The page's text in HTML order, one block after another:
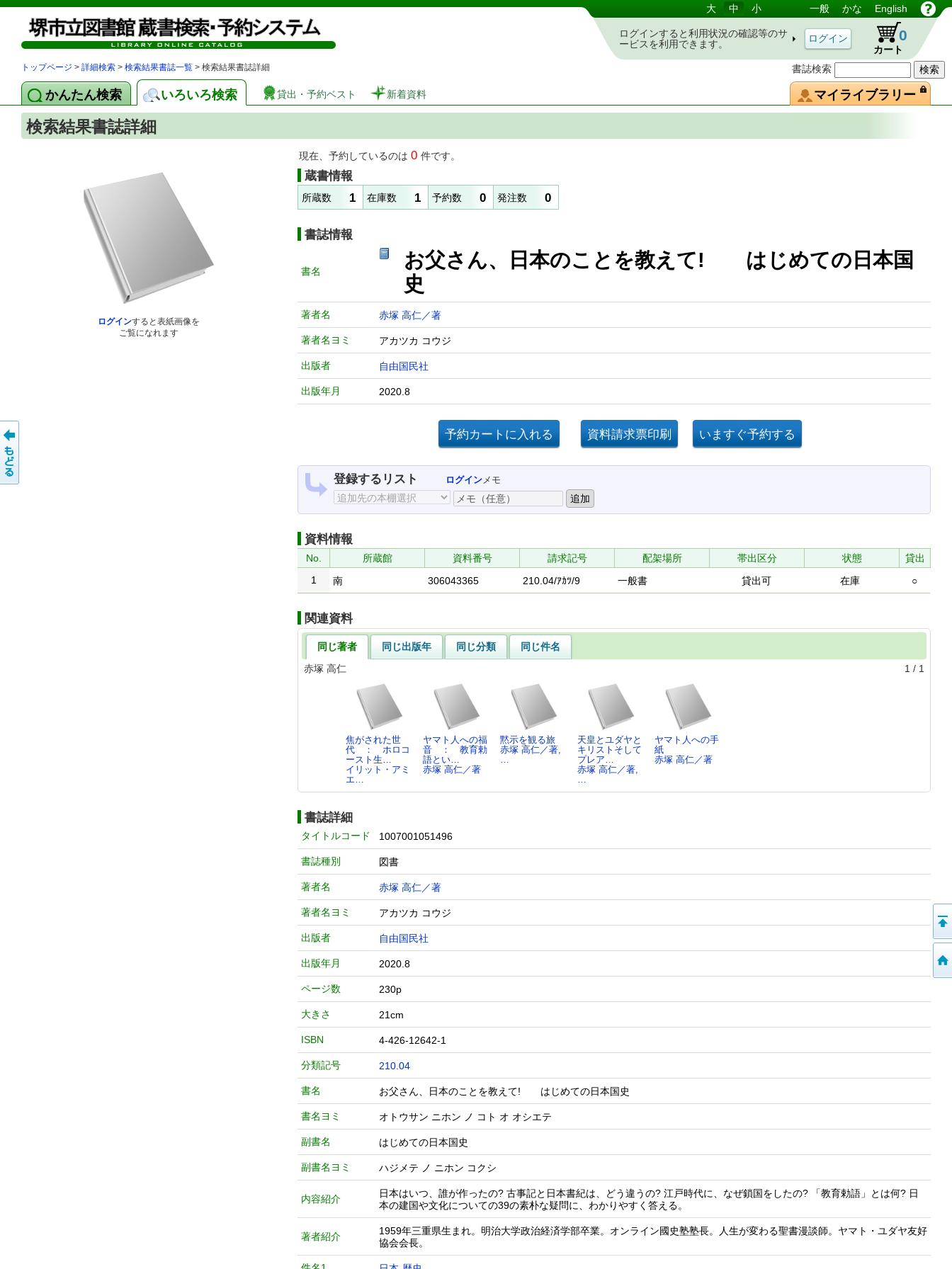
図書館 蔵書検索・予約システム
書誌検索
大 中 小 一般 かな English
ログインすると利用状況の確認等のサ
ービスを利用できます。
カート
0
トップページ > 詳細検索 > 検索結果書誌一覧 > 検索結果書誌詳細
かんたん検索 いろいろ検索 貸出・予約ベスト 新着資料 マイライブラリー
検索結果書誌詳細
ログインすると表紙画像を
ご覧になれます
現在、予約しているのは 0 件です。
蔵書情報
所蔵数 1 在庫数 1 予約数 0 発注数 0
書誌情報
書名
お父さん、日本のことを教えて! はじめての日本国
史
著者名 赤塚 高仁／著
著者名ヨミ アカツカ コウジ
出版者 自由国民社
出版年月 2020.8
登録するリスト ログインメモ
資料情報
No. 所蔵館 資料番号 請求記号 配架場所 帯出区分 状態
貸出
1
南 306043365 210.04/ｱｶﾂ/9 一般書 貸出可 在庫 ○
関連資料
同じ著者 同じ出版年 同じ分類
同じ件名
赤塚 高仁
1 / 1
焦がされた世
代 ： ホロコ
ースト生…
イリット・アミ
エ…
ヤマト人への福
音 ： 教育勅
語とい…
赤塚 高仁／著
黙示を観る旅
赤塚 高仁／著,
…
天皇とユダヤと
キリストそして
プレア…
赤塚 高仁／著,
…
ヤマト人への手
紙
赤塚 高仁／著
書誌詳細
タイトルコード 1007001051496
書誌種別 図書
著者名 赤塚 高仁／著
著者名ヨミ アカツカ コウジ
出版者 自由国民社
出版年月 2020.8
ページ数 230p
大きさ 21cm
ISBN 4-426-12642-1
分類記号 210.04
書名 お父さん、日本のことを教えて! はじめての日本国史
書名ヨミ オトウサン ニホン ノ コト オ オシエテ
副書名 はじめての日本国史
副書名ヨミ ハジメテ ノ ニホン コクシ
内容紹介
日本はいつ、誰が作ったの? 古事記と日本書紀は、どう違うの? 江戸時代に、なぜ鎖国をしたの? 「教育勅語」とは何? 日
本の建国や文化についての39の素朴な疑問に、わかりやすく答える。
著者紹介
1959年三重県生まれ。明治大学政治経済学部卒業。オンライン國史塾塾長。人生が変わる聖書漫談師。ヤマト・ユダヤ友好
協会会長。